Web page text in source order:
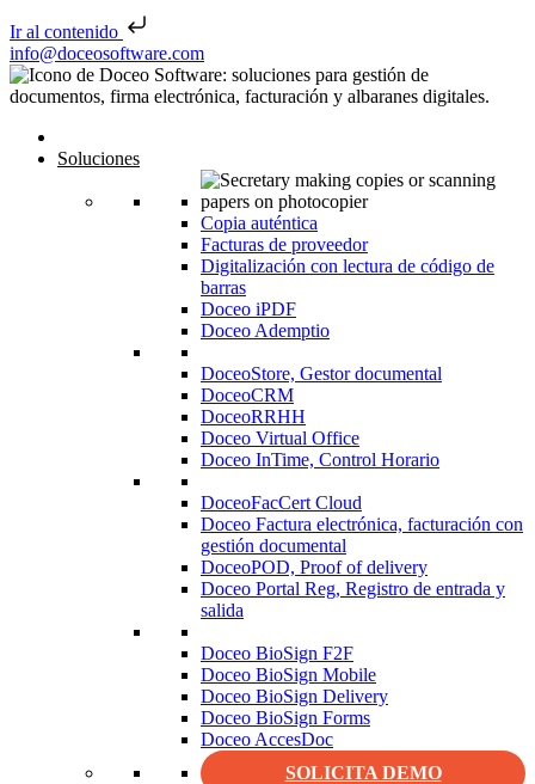
Ir al contenido
Saltar al contenido
info@doceosoftware.com
Soluciones
Copia auténtica
Facturas de proveedor
Digitalización con lectura de código de
barras
Doceo iPDF
Doceo Ademptio
DoceoStore, Gestor documental
DoceoCRM
DoceoRRHH
Doceo Virtual Office
Doceo InTime, Control Horario
DoceoFacCert Cloud
Doceo Factura electrónica, facturación con
gestión documental
DoceoPOD, Proof of delivery
Doceo Portal Reg, Registro de entrada y
salida
Doceo BioSign F2F
Doceo BioSign Mobile
Doceo BioSign Delivery
Doceo BioSign Forms
Doceo AccesDoc
SOLICITA DEMO